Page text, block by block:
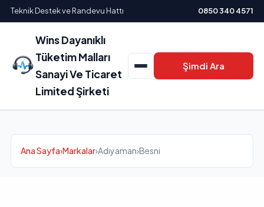
Teknik Destek ve Randevu Hattı 0850 340 4571
Wins Dayanıklı
Tüketim Malları
Sanayi Ve Ticaret
Limited Şirketi
Şimdi Ara
Ana Sayfa›Markalar›Adıyaman›Besni